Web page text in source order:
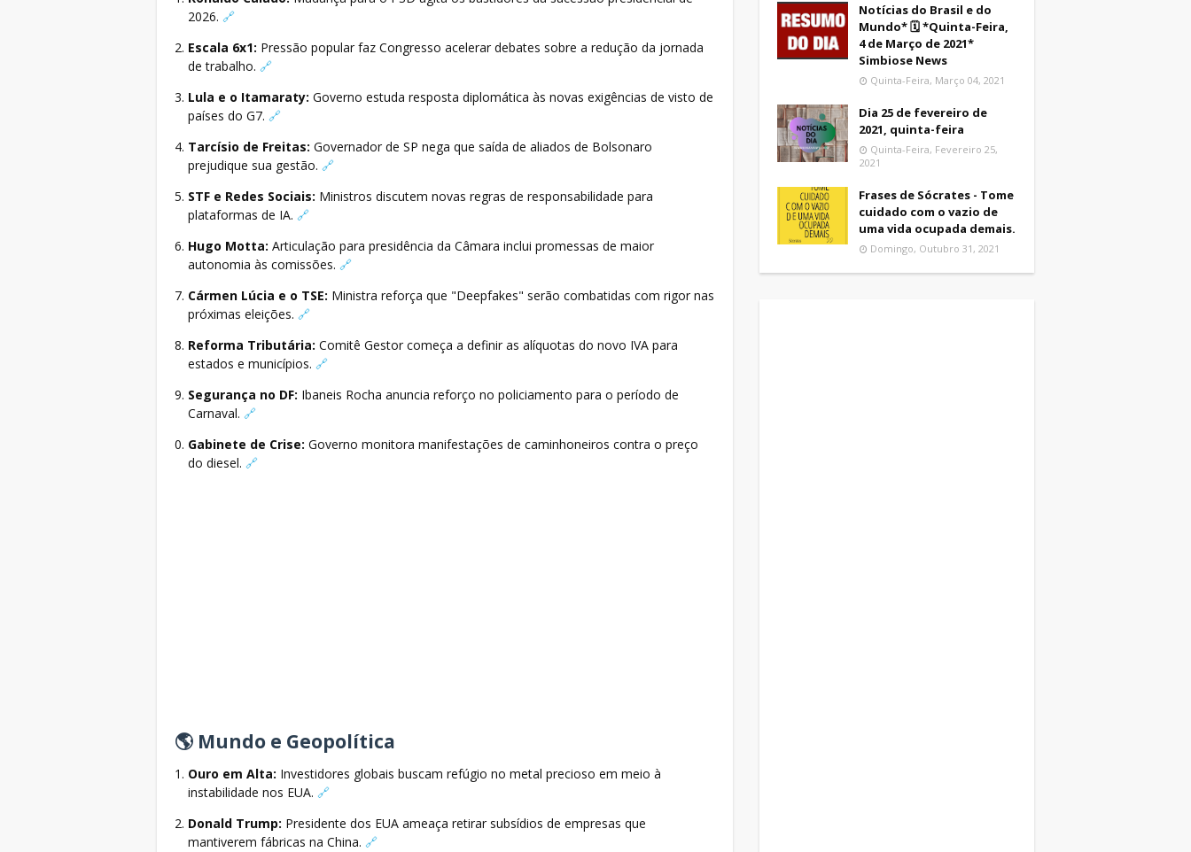
2026. 🔗
Escala 6x1: Pressão popular faz Congresso acelerar debates sobre a redução da jornada
de trabalho. 🔗
Lula e o Itamaraty: Governo estuda resposta diplomática às novas exigências de visto de
países do G7. 🔗
Tarcísio de Freitas: Governador de SP nega que saída de aliados de Bolsonaro
prejudique sua gestão. 🔗
STF e Redes Sociais: Ministros discutem novas regras de responsabilidade para
plataformas de IA. 🔗
Hugo Motta: Articulação para presidência da Câmara inclui promessas de maior
autonomia às comissões. 🔗
Cármen Lúcia e o TSE: Ministra reforça que "Deepfakes" serão combatidas com rigor nas
próximas eleições. 🔗
Reforma Tributária: Comitê Gestor começa a definir as alíquotas do novo IVA para
estados e municípios. 🔗
Segurança no DF: Ibaneis Rocha anuncia reforço no policiamento para o período de
Carnaval. 🔗
Gabinete de Crise: Governo monitora manifestações de caminhoneiros contra o preço
do diesel. 🔗
🌎 Mundo e Geopolítica
Ouro em Alta: Investidores globais buscam refúgio no metal precioso em meio à
instabilidade nos EUA. 🔗
Donald Trump: Presidente dos EUA ameaça retirar subsídios de empresas que
mantiverem fábricas na China. 🔗
Notícias do Brasil e do
Mundo* 🗓 *Quinta-Feira,
4 de Março de 2021*
Simbiose News
Quinta-Feira, Março 04, 2021
Dia 25 de fevereiro de
2021, quinta-feira
Quinta-Feira, Fevereiro 25,
2021
Frases de Sócrates - Tome
cuidado com o vazio de
uma vida ocupada demais.
Domingo, Outubro 31, 2021